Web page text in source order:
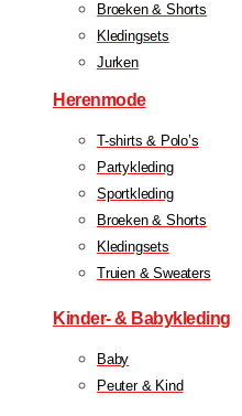
Broeken & Shorts
Kledingsets
Jurken
Herenmode
T-shirts & Polo’s
Partykleding
Sportkleding
Broeken & Shorts
Kledingsets
Truien & Sweaters
Kinder- & Babykleding
Baby
Peuter & Kind